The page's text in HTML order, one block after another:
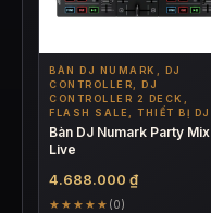
BÀN DJ NUMARK, DJ
CONTROLLER, DJ
CONTROLLER 2 DECK,
FLASH SALE, THIẾT BỊ DJ
Bàn DJ Numark Party Mix
Live
4.688.000 ₫
★★★★★ (0)